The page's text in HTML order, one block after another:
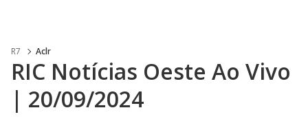
R7 Aclr
RIC Notícias Oeste Ao Vivo
| 20/09/2024